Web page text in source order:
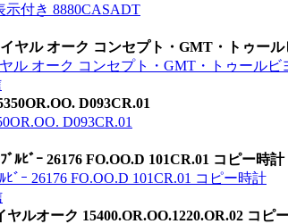
付き 8880CASADT
ヤル オーク コンセプト・GMT・トゥー
オーク コンセプト・GMT・トゥールビ
D093CR.01
D093CR.01
ﾙﾋﾞｰ 26176 FO.OO.D 101CR.01 コピー時計
ﾞｰ 26176 FO.OO.D 101CR.01 コピー時計
ルオーク 15400.OR.OO.1220.OR.02 コピ